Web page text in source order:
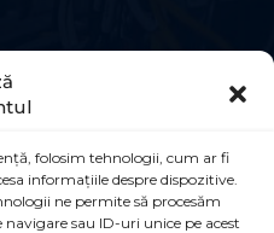
folosim tehnologii, cum ar fi
informațiile despre dispozitive.
ne permite să procesăm
sau ID-uri unice pe acest